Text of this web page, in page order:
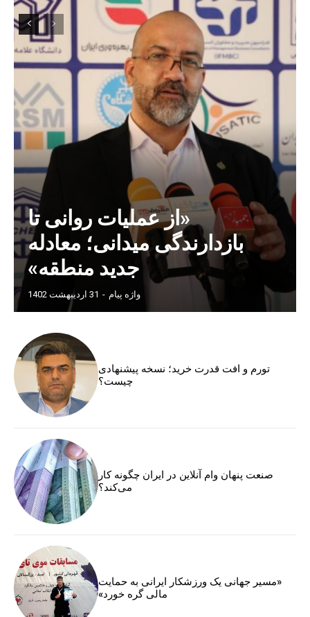
«از عملیات روانی تا
بازدارندگی میدانی؛ معادله
جدید منطقه»
واژه پیام - 31 اردیبهشت 1402
تورم و افت قدرت خرید؛ نسخه پیشنهادی
چیست؟
صنعت پنهان وام آنلاین در ایران چگونه کار
می‌کند؟
«مسیر جهانی یک ورزشکار ایرانی به حمایت
مالی گره خورد»